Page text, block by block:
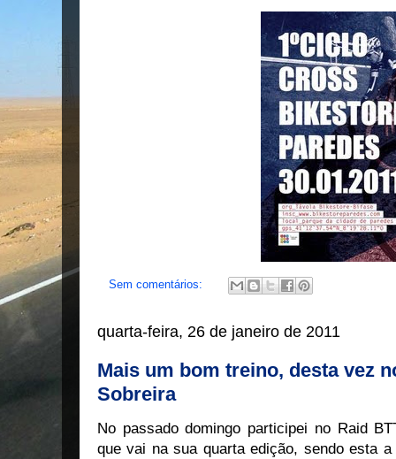
Sem comentários:
quarta-feira, 26 de janeiro de 2011
Mais um bom treino, desta vez
Sobreira
No passado domingo participei no Raid
que vai na sua quarta edição, sendo esta